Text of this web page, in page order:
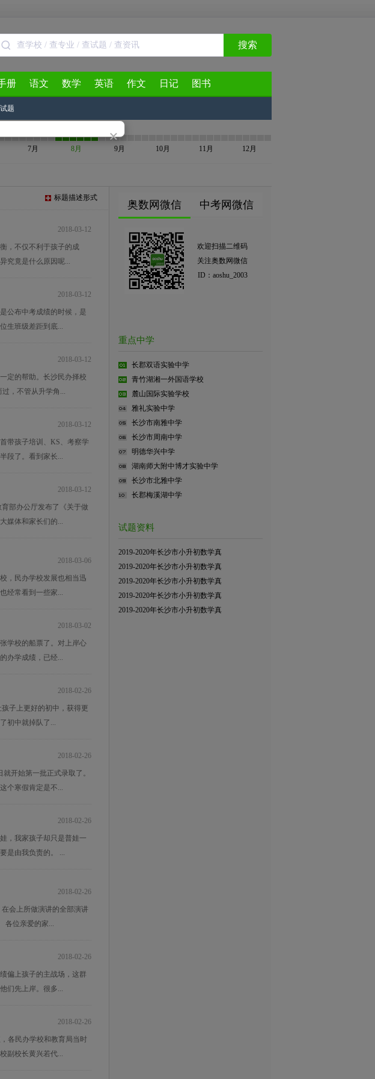
×
搜索
册 语文 数学 英语 作文 日记 图书
题
7月 8月 9月 10月 11月 12月
标题描述形式
2018-03-12
，不仅不利于孩子的成
究竟是什么原因呢...
2018-03-12
公布中考成绩的时候，是
生班级差距到底...
2018-03-12
定的帮助。长沙民办择校
，不管从升学角...
2018-03-12
带孩子培训、KS、考察学
段了。看到家长...
2018-03-12
部办公厅发布了《关于做
媒体和家长们的...
2018-03-06
，民办学校发展也相当迅
经常看到一些家...
2018-03-02
学校的船票了。对上岸心
办学成绩，已经...
2018-02-26
子上更好的初中，获得更
初中就掉队了...
2018-02-26
开始第一批正式录取了。
个寒假肯定是不...
2018-02-26
，我家孩子却只是普娃一
是由我负责的。 ...
2018-02-26
会上所做演讲的全部演讲
各位亲爱的家...
2018-02-26
偏上孩子的主战场，这群
们先上岸。很多...
2018-02-26
各民办学校和教育局当时
副校长黄兴若代...
奥数网微信 中考网微信
欢迎扫描二维码
关注奥数网微信
ID：aoshu_2003
重点中学
长郡双语实验中学
青竹湖湘一外国语学校
麓山国际实验学校
雅礼实验中学
长沙市南雅中学
长沙市周南中学
明德华兴中学
湖南师大附中博才实验中学
长沙市北雅中学
长郡梅溪湖中学
试题资料
2019-2020年长沙市小升初数学真
2019-2020年长沙市小升初数学真
2019-2020年长沙市小升初数学真
2019-2020年长沙市小升初数学真
2019-2020年长沙市小升初数学真